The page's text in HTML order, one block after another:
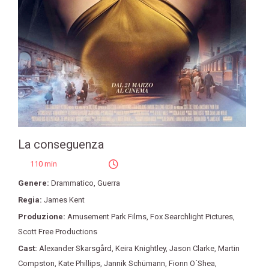
La conseguenza
110 min
Genere: Drammatico, Guerra
Regia: James Kent
Produzione: Amusement Park Films, Fox Searchlight Pictures,
Scott Free Productions
Cast: Alexander Skarsgård, Keira Knightley, Jason Clarke, Martin
Compston, Kate Phillips, Jannik Schümann, Fionn O´Shea,